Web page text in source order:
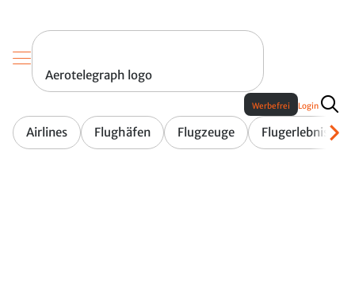
Aerotelegraph logo
Airlines Flughäfen Flugzeuge Flugerlebnis
Werbefrei Login